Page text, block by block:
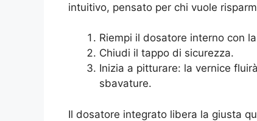
intuitivo, pensato per chi vuole
Riempi il dosatore interno con
Chiudi il tappo di sicurezza.
Inizia a pitturare: la vernice
sbavature.
Il dosatore integrato libera la giusta